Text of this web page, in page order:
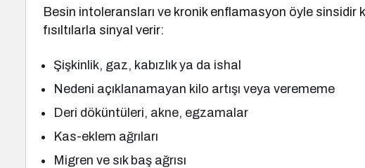
Besin intoleransları ve kronik enflamasyon öyle sinsidir
fısıltılarla sinyal verir:
Şişkinlik, gaz, kabızlık ya da ishal
Nedeni açıklanamayan kilo artışı veya verememe
Deri döküntüleri, akne, egzamalar
Kas-eklem ağrıları
Migren ve sık baş ağrısı